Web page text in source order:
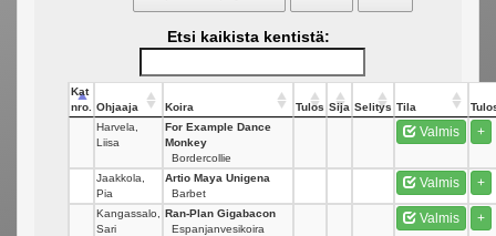
Etsi kaikista kentistä:
Kat
nro.
Ohjaaja Koira Tulos Sija Selitys Tila
Harvela,
Liisa
For Example Dance
Monkey
Bordercollie
Valmis +
Jaakkola,
Pia
Artio Maya Unigena
Barbet
Valmis +
Kangassalo,
Sari
Ran-Plan Gigabacon
Espanjanvesikoira
Valmis +